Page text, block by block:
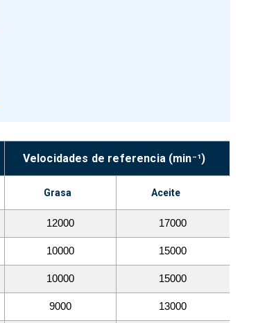
Velocidades de referencia (min⁻¹)
Grasa Aceite
12000 17000
10000 15000
10000 15000
9000 13000